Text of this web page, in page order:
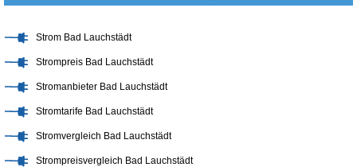
Strom Bad Lauchstädt
Strompreis Bad Lauchstädt
Stromanbieter Bad Lauchstädt
Stromtarife Bad Lauchstädt
Stromvergleich Bad Lauchstädt
Strompreisvergleich Bad Lauchstädt